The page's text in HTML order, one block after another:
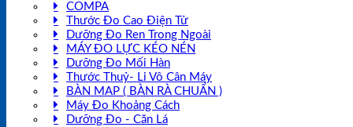
COMPA
Thước Đo Cao Điện Tử
Dưỡng Đo Ren Trong Ngoài
MÁY ĐO LỰC KÉO NÉN
Dưỡng Đo Mối Hàn
Thước Thuỷ- Li Vô Cân Máy
BÀN MAP ( BÀN RÀ CHUẨN )
Máy Đo Khoảng Cách
Dưỡng Đo - Căn Lá